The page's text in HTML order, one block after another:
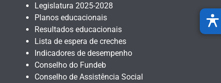
Legislatura 2025-2028
Planos educacionais
Resultados educacionais
Lista de espera de creches
Indicadores de desempenho
Conselho do Fundeb
Conselho de Assistência Social